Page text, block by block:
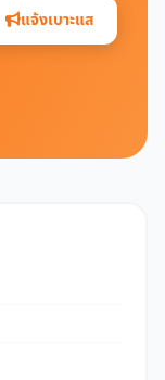
แจ้งเบาะแส